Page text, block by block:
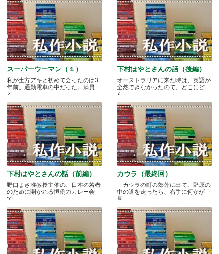
スーパーウーマン（１）
私が土方アキと初めて会ったのは3
年前。通勤電車の中だった。満員
と.....
下村はやとさんの話（後編）
オーストラリアに来た時は、英語が
全然できなかったので、どこにど
ん.....
下村はやとさんの話（前編）
野口まさ准教授主催の、日本の若者
のために開かれる恒例のカレー会
で.....
カウラ（最終回）
カウラの町の郊外に出て、野原の
中の道を走ったら、右手に何かが
見.....